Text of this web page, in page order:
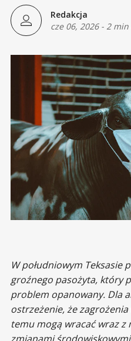
Redakcja
cze 06, 2026- 2 min
W południowym
groźnego pasożyta, który
problem opanowany. Dla
ostrzeżenie, że
temu mogą wracać wraz z